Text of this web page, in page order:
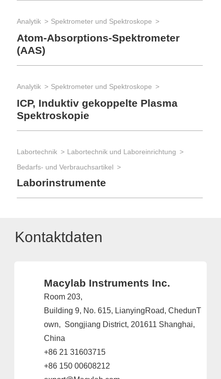
Analytik Spektrometer und Spektroskope
Atom-Absorptions-Spektrometer
(AAS)
Analytik Spektrometer und Spektroskope
ICP, Induktiv gekoppelte Plasma
Spektroskopie
Labortechnik
Labortechnik und Laboreinrichtung
Bedarfs- und Verbrauchsartikel
Laborinstrumente
Kontaktdaten
Macylab Instruments Inc.
Room 203,
Building 9, No. 615, LianyingRoad, ChedunT
own, Songjiang District, 201611 Shanghai,
China
+86 21 31603715
+86 150 00608212